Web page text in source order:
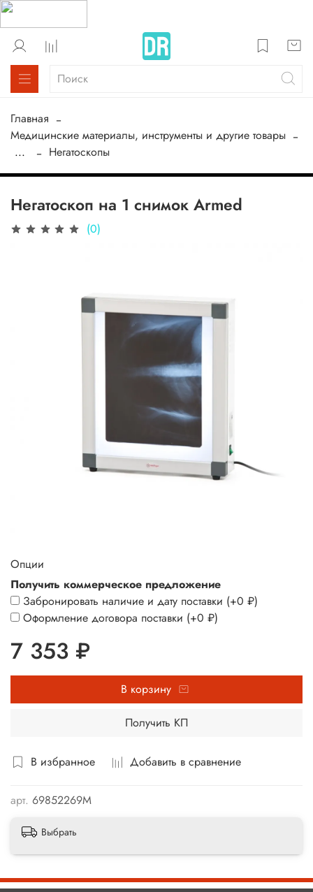
Главная
Медицинские материалы, инструменты и другие товары
...
Негатоскопы
Негатоскоп на 1 снимок Armed
(0)
В избранное Добавить в сравнение
арт. 69852269М
Опции
Получить коммерческое предложение
Забронировать наличие и дату поставки (+0 ₽)
Оформление договора поставки (+0 ₽)
7 353 ₽
В корзину
Получить КП
Выбрать